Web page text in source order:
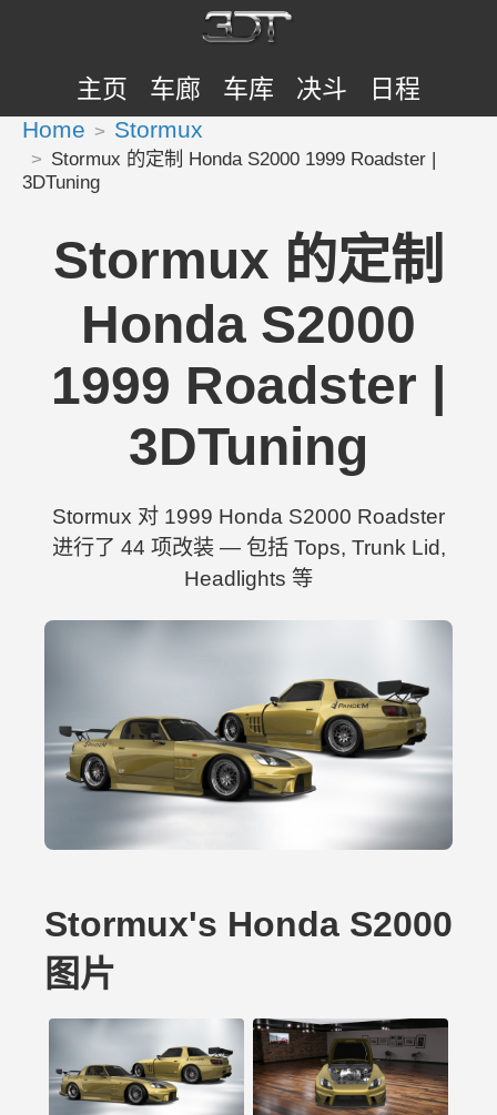
主页 车廊 车库 决斗 日程
Home Stormux
Stormux 的定制 Honda S2000 1999 Roadster |
3DTuning
Stormux 的定制
Honda S2000
1999 Roadster |
3DTuning
Stormux 对 1999 Honda S2000 Roadster
进行了 44 项改装 — 包括 Tops, Trunk Lid,
Headlights 等
Stormux's Honda S2000
图片